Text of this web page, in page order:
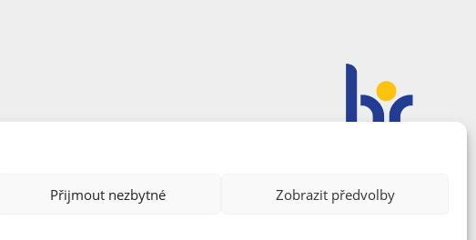
Přijmout nezbytné Zobrazit předvolby